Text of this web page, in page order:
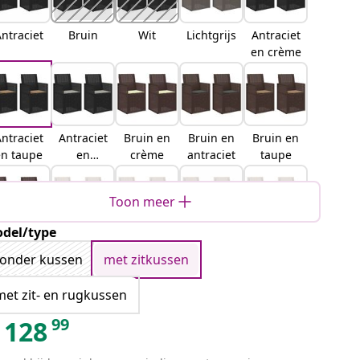
Bruin Wit Lichtgrijs
Antraciet
en crème
taupe
Antraciet
en
lichtgrijs
Bruin en
crème
Bruin en
antraciet
Bruin en
taupe
en
Wit en
crème
wit en
antraciet
kleurig
Wit en
Toon meer
type
kussen
met zitkussen
zit- en rugkussen
12899